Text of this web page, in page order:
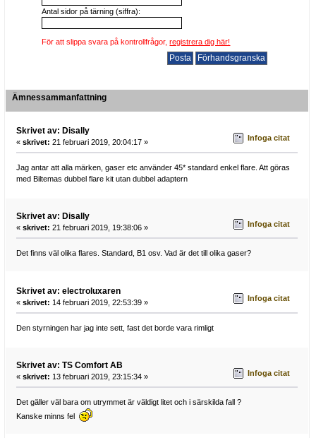
Antal sidor på tärning (siffra):
För att slippa svara på kontrollfrågor,registrera dig här!
Ämnessammanfattning
Skrivet av: Disally
« skrivet: 21 februari 2019, 20:04:17 » Infoga citat
Jag antar att alla märken, gaser etc använder 45* standard enkel flare. Att göras
med Biltemas dubbel flare kit utan dubbel adaptern
Skrivet av: Disally
« skrivet: 21 februari 2019, 19:38:06 » Infoga citat
Det finns väl olika flares. Standard, B1 osv. Vad är det till olika gaser?
Skrivet av: electroluxaren
« skrivet: 14 februari 2019, 22:53:39 » Infoga citat
Den styrningen har jag inte sett, fast det borde vara rimligt
Skrivet av: TS Comfort AB
« skrivet: 13 februari 2019, 23:15:34 » Infoga citat
Det gäller väl bara om utrymmet är väldigt litet och i särskilda fall ?
Kanske minns fel